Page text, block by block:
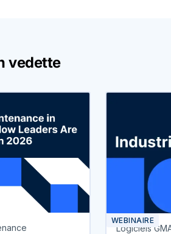
vedette
WEBINAIRE
Logiciels